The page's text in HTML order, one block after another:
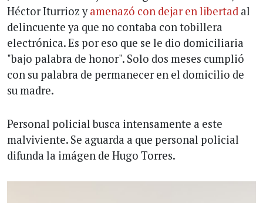
Héctor Iturrioz yamenazó con dejar en libertad al
delincuente ya que no contaba con tobillera
electrónica. Es por eso que se le dio domiciliaria
"bajo palabra de honor". Solo dos meses cumplió
con su palabra de permanecer en el domicilio de
su madre.
Personal policial busca intensamente a este
malviviente. Se aguarda a que personal policial
difunda la imágen de Hugo Torres.